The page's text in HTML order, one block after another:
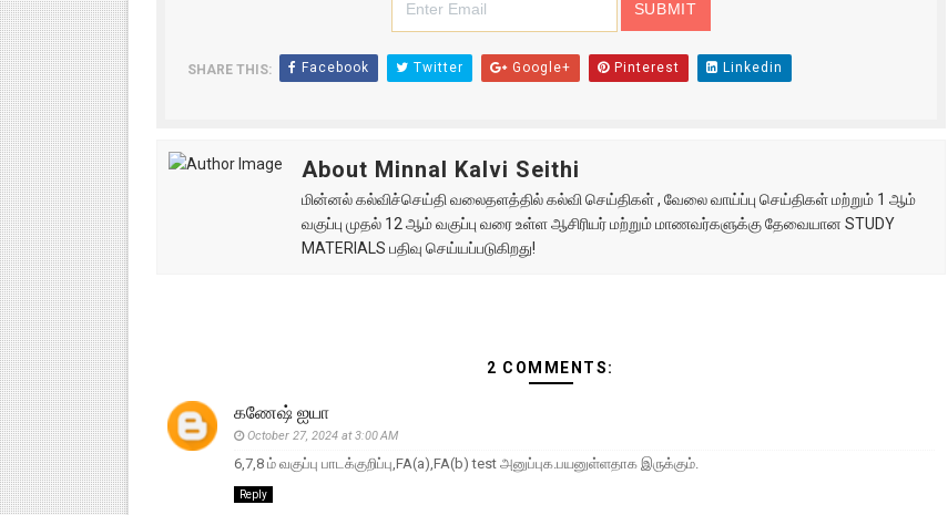
SHARE THIS: Facebook Twitter Google+ Pinterest Linkedin
About Minnal Kalvi Seithi
மின்னல் கல்விச்செய்தி வலைதளத்தில் கல்வி செய்திகள் , வேலை வாய்ப்பு செய்திகள் மற்றும் 1 ஆம்
வகுப்பு முதல் 12 ஆம் வகுப்பு வரை உள்ள ஆசிரியர் மற்றும் மாணவர்களுக்கு தேவையான STUDY
MATERIALS பதிவு செய்யப்படுகிறது!
2 COMMENTS:
கணேஷ் ஐயா
October 27, 2024 at 3:00 AM
6,7,8 ம் வகுப்பு பாடக்குறிப்பு,FA(a),FA(b) test அனுப்புக.பயனுள்ளதாக இருக்கும்.
Reply